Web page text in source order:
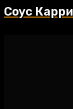
Соус Карри